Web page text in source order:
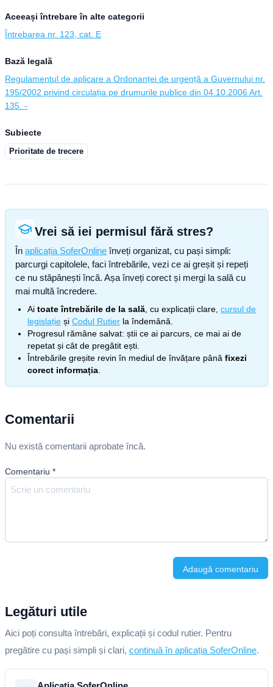
Aceeași întrebare în alte categorii
Întrebarea nr. 123, cat. E
Bază legală
Regulamentul de aplicare a Ordonanței de urgență a Guvernului nr.
195/2002 privind circulația pe drumurile publice din 04.10.2006 Art.
135. -
Subiecte
Prioritate de trecere
Vrei să iei permisul fără stres?
În aplicația SoferOnline înveți organizat, cu pași simpli:
parcurgi capitolele, faci întrebările, vezi ce ai greșit și repeți
ce nu stăpânești încă. Așa înveți corect și mergi la sală cu
mai multă încredere.
Ai toate întrebările de la sală , cu explicații clare, cursul de
legislație și Codul Rutier la îndemână.
Progresul rămâne salvat: știi ce ai parcurs, ce mai ai de
repetat și cât de pregătit ești.
Întrebările greșite revin în mediul de învățare până fixezi
corect informația
Comentarii
Nu există comentarii aprobate încă.
Comentariu *
Adaugă comentariu
Legături utile
Aici poți consulta întrebări, explicații și codul rutier. Pentru
pregătire cu pași simpli și clari, continuă în aplicația SoferOnline.